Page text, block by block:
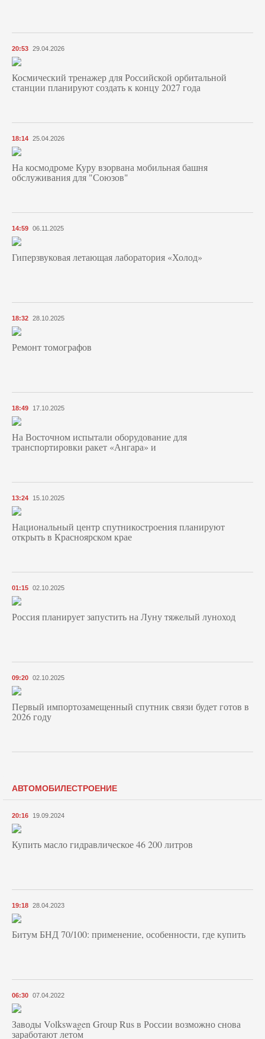
20:53 29.04.2026
Космический тренажер для Российской орбитальной
станции планируют создать к концу 2027 года
18:14 25.04.2026
На космодроме Куру взорвана мобильная башня
обслуживания для "Союзов"
14:59 06.11.2025
Гиперзвуковая летающая лаборатория «Холод»
18:32 28.10.2025
Ремонт томографов
18:49 17.10.2025
На Восточном испытали оборудование для
транспортировки ракет «Ангара» и
13:24 15.10.2025
Национальный центр спутникостроения планируют
открыть в Красноярском крае
01:15 02.10.2025
Россия планирует запустить на Луну тяжелый луноход
09:20 02.10.2025
Первый импортозамещенный спутник связи будет готов в
2026 году
АВТОМОБИЛЕСТРОЕНИЕ
20:16 19.09.2024
Купить масло гидравлическое 46 200 литров
19:18 28.04.2023
Битум БНД 70/100: применение, особенности, где купить
06:30 07.04.2022
Заводы Volkswagen Group Rus в России возможно снова
заработают летом